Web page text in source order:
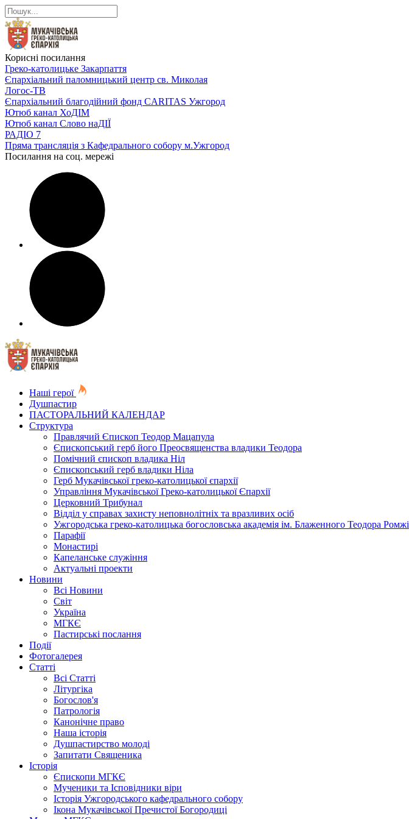
Корисні посилання
Греко-католицьке Закарпаття
Єпархіальний паломницький центр св. Миколая
Логос-ТВ
Єпархіальний благодійний фонд CARITAS Ужгород
Ютюб канал ХоДІМ
Ютюб канал Слово наДІЇ
РАДІО 7
Пряма трансляція з Кафедрального собору м.Ужгород
Посилання на соц. мережі
Наші герої
Душпастир
ПАСТОРАЛЬНИЙ КАЛЕНДАР
Структура
Правлячий Єпископ Теодор Мацапула
Єпископський герб його Преосвященства владики Теодора
Помічний єпископ владика Ніл
Єпископський герб владики Ніла
Герб Мукачівської греко-католицької єпархії
Управління Мукачівської Греко-католицької Єпархії
Церковний Трибунал
Відділ у справах захисту неповнолітніх та вразливих осіб
Ужгородська греко-католицька богословська академія ім. Блаженного Теодора Ромжі
Парафії
Монастирі
Капеланське служіння
Актуальні проекти
Новини
Всі Новини
Світ
Україна
МГКЄ
Пастирські послання
Події
Фотогалерея
Статті
Всі Статті
Літургіка
Богослов'я
Патрологія
Канонічне право
Наша історія
Душпастирство молоді
Запитати Священика
Історія
Єпископи МГКЄ
Мученики та Ісповідники віри
Історія Ужгородського кафедрального собору
Ікона Мукачівської Пречистої Богородиці